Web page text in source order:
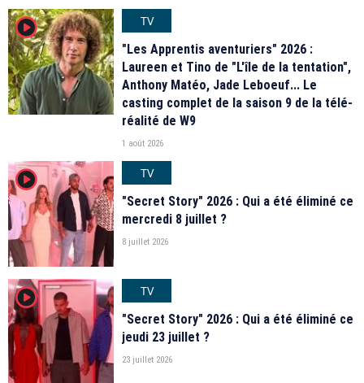
player2
TV
"Les Apprentis aventuriers" 2026 :
Laureen et Tino de "L'île de la tentation",
Anthony Matéo, Jade Leboeuf... Le
casting complet de la saison 9 de la télé-
réalité de W9
1 août 2026
player2
TV
"Secret Story" 2026 : Qui a été éliminé ce
mercredi 8 juillet ?
8 juillet 2026
player2
TV
"Secret Story" 2026 : Qui a été éliminé ce
jeudi 23 juillet ?
23 juillet 2026